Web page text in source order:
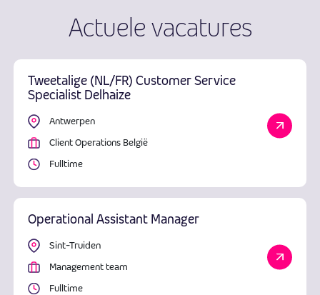
Actuele vacatures
Tweetalige (NL/FR) Customer Service
Specialist Delhaize
Antwerpen
Client Operations België
Fulltime
Operational Assistant Manager
Sint-Truiden
Management team
Fulltime